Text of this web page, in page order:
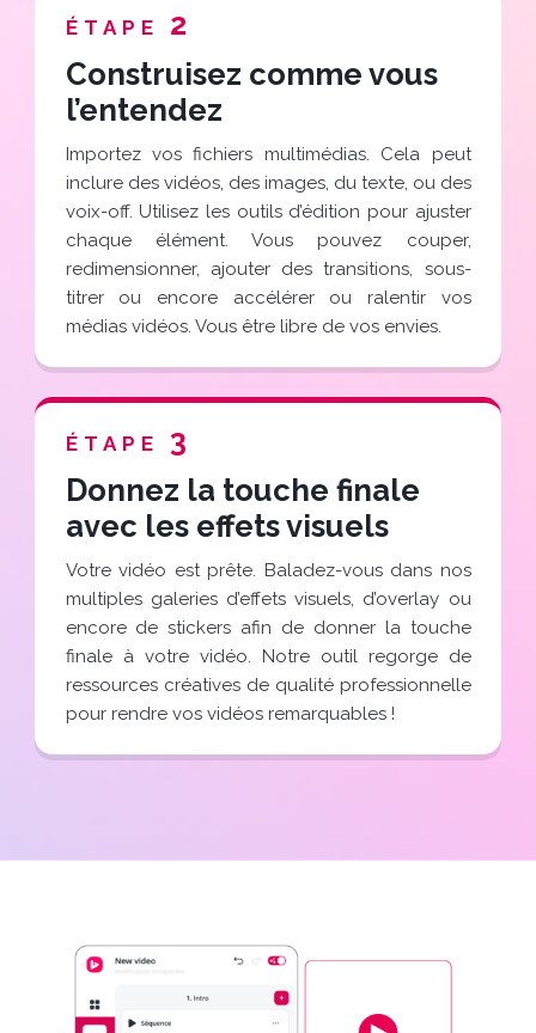
ÉTAPE 2
Construisez comme vous
l’entendez
Importez vos fichiers multimédias. Cela peut
inclure des vidéos, des images, du texte, ou des
voix-off. Utilisez les outils d’édition pour ajuster
chaque élément. Vous pouvez couper,
redimensionner, ajouter des transitions, sous-
titrer ou encore accélérer ou ralentir vos
médias vidéos. Vous être libre de vos envies.
ÉTAPE 3
Donnez la touche finale
avec les effets visuels
Votre vidéo est prête. Baladez-vous dans nos
multiples galeries d’effets visuels, d’overlay ou
encore de stickers afin de donner la touche
finale à votre vidéo. Notre outil regorge de
ressources créatives de qualité professionnelle
pour rendre vos vidéos remarquables !